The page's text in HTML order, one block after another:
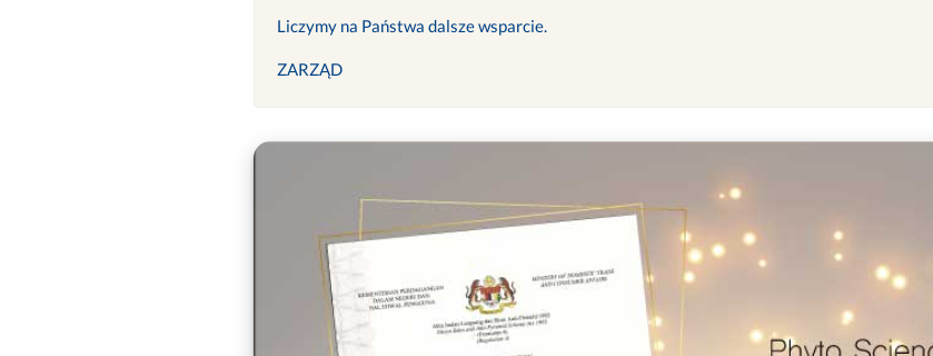
Liczymy na Państwa dalsze wsparcie.
ZARZĄD